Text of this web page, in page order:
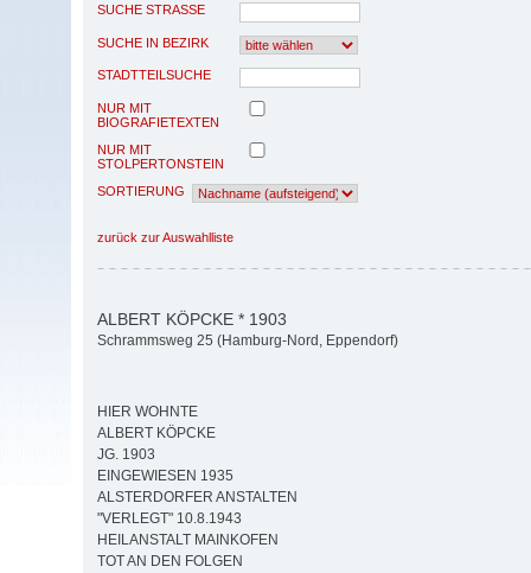
SUCHE STRASSE
SUCHE IN BEZIRK
STADTTEILSUCHE
NUR MIT
BIOGRAFIETEXTEN
NUR MIT
STOLPERTONSTEIN
SORTIERUNG
zurück zur Auswahlliste
ALBERT KÖPCKE * 1903
Schrammsweg 25 (Hamburg-Nord, Eppendorf)
HIER WOHNTE
ALBERT KÖPCKE
JG. 1903
EINGEWIESEN 1935
ALSTERDORFER ANSTALTEN
"VERLEGT" 10.8.1943
HEILANSTALT MAINKOFEN
TOT AN DEN FOLGEN